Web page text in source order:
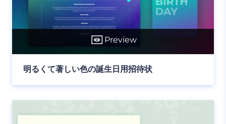
Preview
明るくて著しい色の誕生日用招待状